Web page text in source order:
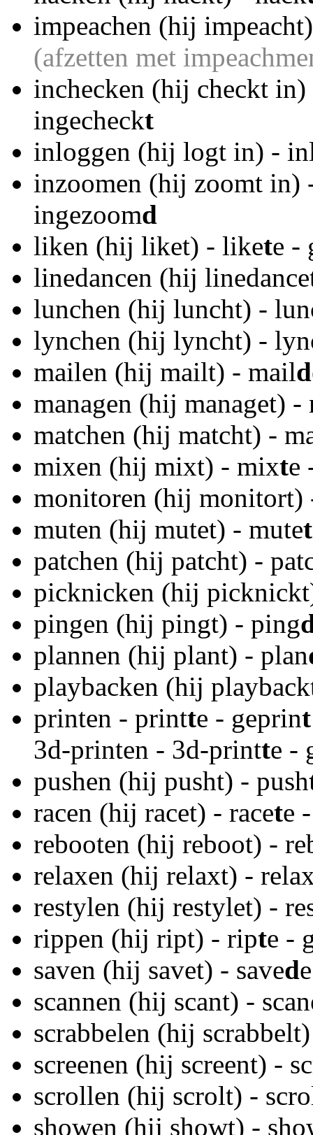
impeachen (hij
(afzetten met
inchecken (hij checkt
ingecheckt
inloggen (hij logt in) -
inzoomen (hij zoomt in)
ingezoomd
liken (hij liket) - likete -
linedancen (hij
lunchen (hij luncht) -
lynchen (hij lyncht) -
mailen (hij mailt) - maild
managen (hij managet) -
matchen (hij matcht) -
mixen (hij mixt) - mixte
monitoren (hij monitort)
muten (hij mutet) - mutet
patchen (hij patcht) -
picknicken (hij
pingen (hij pingt) - ping
plannen (hij plant) - plan
playbacken (hij
printen - printte - geprint
3d-printen - 3d-printte -
pushen (hij pusht) - push
racen (hij racet) - racete
rebooten (hij reboot) -
relaxen (hij relaxt) -
restylen (hij restylet) -
rippen (hij ript) - ripte -
saven (hij savet) - saved
scannen (hij scant) - scan
scrabbelen (hij
screenen (hij screent) -
scrollen (hij scrolt) -
showen (hij showt) -